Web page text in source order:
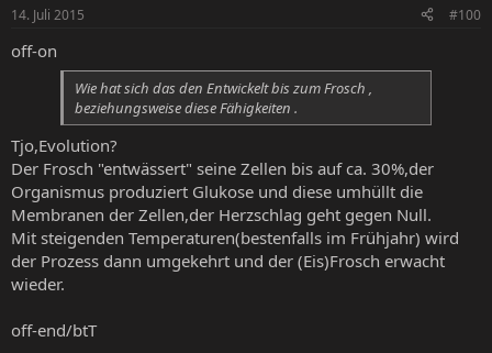
14. Juli 2015 #100
off-on
Wie hat sich das den Entwickelt bis zum Frosch ,
beziehungsweise diese Fähigkeiten .
Tjo,Evolution?
Der Frosch "entwässert" seine Zellen bis auf ca. 30%,der
Organismus produziert Glukose und diese umhüllt die
Membranen der Zellen,der Herzschlag geht gegen Null.
Mit steigenden Temperaturen(bestenfalls im Frühjahr) wird
der Prozess dann umgekehrt und der (Eis)Frosch erwacht
wieder.
off-end/btT